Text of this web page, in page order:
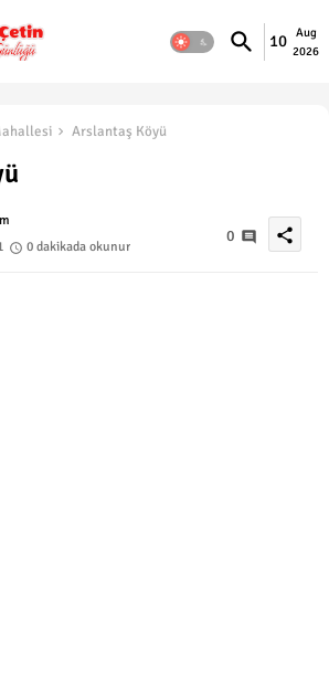
10
Aug
2026
Arslantaş Köyü
0 dakikada okunur
0 share